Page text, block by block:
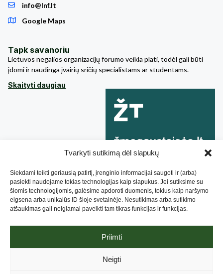
Tvarkyti sutikimą dėl slapukų
Siekdami teikti geriausią patirtį, įrenginio informacijai saugoti ir (arba)
pasiekti naudojame tokias technologijas kaip slapukus. Jei sutiksime su
šiomis technologijomis, galėsime apdoroti duomenis, tokius kaip naršymo
elgsena arba unikalūs ID šioje svetainėje. Nesutikimas arba sutikimo
atšaukimas gali neigiamai paveikti tam tikras funkcijas ir funkcijas.
Priimti
Neigti
info@lnf.lt
Google Maps
Tapk savanoriu
Lietuvos negalios organizacijų forumo veikla plati, todėl gali būti
įdomi ir naudinga įvairių sričių specialistams ar studentams.
Skaityti daugiau